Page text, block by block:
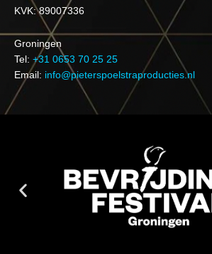
KVK: 89007336
Groningen
Tel: +31 0653 70 25 25
Email: info@pieterspoelstraproducties.nl